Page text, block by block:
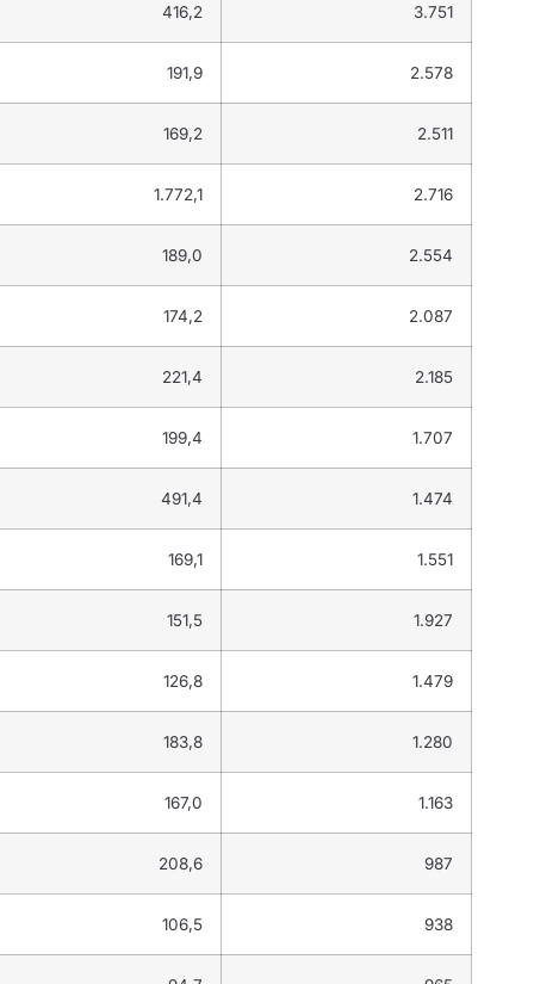
416,2 3.751
191,9 2.578
169,2 2.511
1.772,1 2.716
189,0 2.554
174,2 2.087
221,4 2.185
199,4 1.707
491,4 1.474
169,1 1.551
151,5 1.927
126,8 1.479
183,8 1.280
167,0 1.163
208,6 987
106,5 938